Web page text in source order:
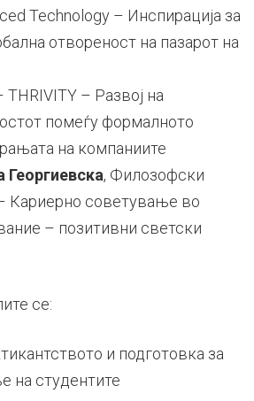
Technology – Инспирација за
отвореност на пазарот на
THRIVITY – Развој на
помеѓу формалното
на компаниите
, Филозофски
Кариерно советување во
– позитивни светски
се:
и подготовка за
на студентите